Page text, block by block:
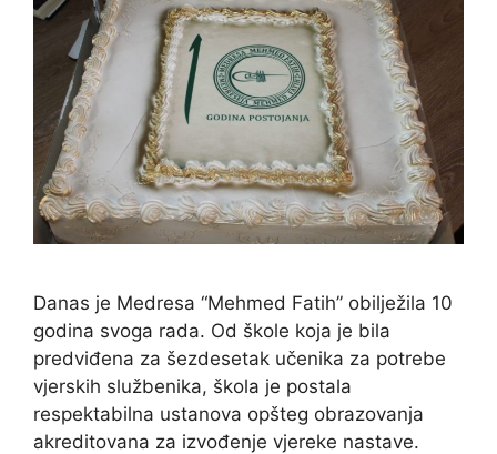
Danas je Medresa “Mehmed Fatih” obilježila 10
godina svoga rada. Od škole koja je bila
predviđena za šezdesetak učenika za potrebe
vjerskih službenika, škola je postala
respektabilna ustanova opšteg obrazovanja
akreditovana za izvođenje vjereke nastave.